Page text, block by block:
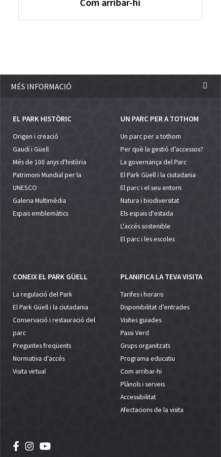
MÉS INFORMACIÓ
EL PARK HISTÒRIC
Origen i creació
Gaudí i Güell
Més de 100 anys d'història
Patrimoni Mundial per la
UNESCO
Galeria Multimèdia
Espais emblemàtics
UN PARC PER A TOTHOM
Un parc per a tothom
Per què la gestió d’accessos?
La governança del Parc
El Park Güell i la ciutadania
El parc i el seu entorn
Natura i biodiversitat
Els espais d'estada
L'accés sostenible
El parc i les escoles
CONEIX EL PARK GÜELL
La regulació del Park
El Park Güell i la ciutadania
Conservació i restauració del
parc
Preguntes freqüents
Normativa d'accés
Visita virtual
PLANIFICA LA TEVA VISITA
Tarifes i horaris
Disponibilitat d’entrades
Visites guiades
Passi Verd
Grups organitzats
Programa educatiu
Com arribar-hi
Plànols i serveis
Accessibilitat
Afectacions de la visita